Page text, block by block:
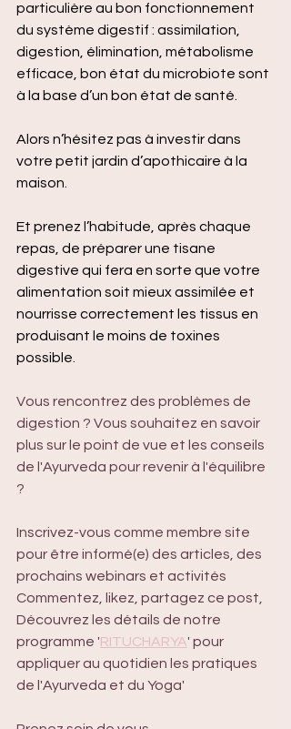
particulière au bon fonctionnement
du système digestif : assimilation,
digestion, élimination, métabolisme
efficace, bon état du microbiote sont
à la base d’un bon état de santé.
Alors n’hésitez pas à investir dans
votre petit jardin d’apothicaire à la
maison.
Et prenez l’habitude, après chaque
repas, de préparer une tisane
digestive qui fera en sorte que votre
alimentation soit mieux assimilée et
nourrisse correctement les tissus en
produisant le moins de toxines
possible.
Vous rencontrez des problèmes de
digestion ? Vous souhaitez en savoir
plus sur le point de vue et les conseils
de l'Ayurveda pour revenir à l'équilibre
?
Inscrivez-vous comme membre site
pour être informé(e) des articles, des
prochains webinars et activités
Commentez, likez, partagez ce post,
Découvrez les détails de notre
programme 'RITUCHARYA' pour
appliquer au quotidien les pratiques
de l'Ayurveda et du Yoga'